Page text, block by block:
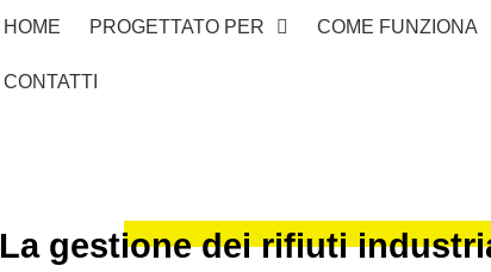
HOME PROGETTATO PER COME FUNZIONA
CONTATTI
La gestione dei rifiuti